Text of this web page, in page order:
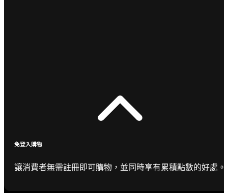
免登入購物
讓消費者無需註冊即可購物，並同時享有累積點數的好處。